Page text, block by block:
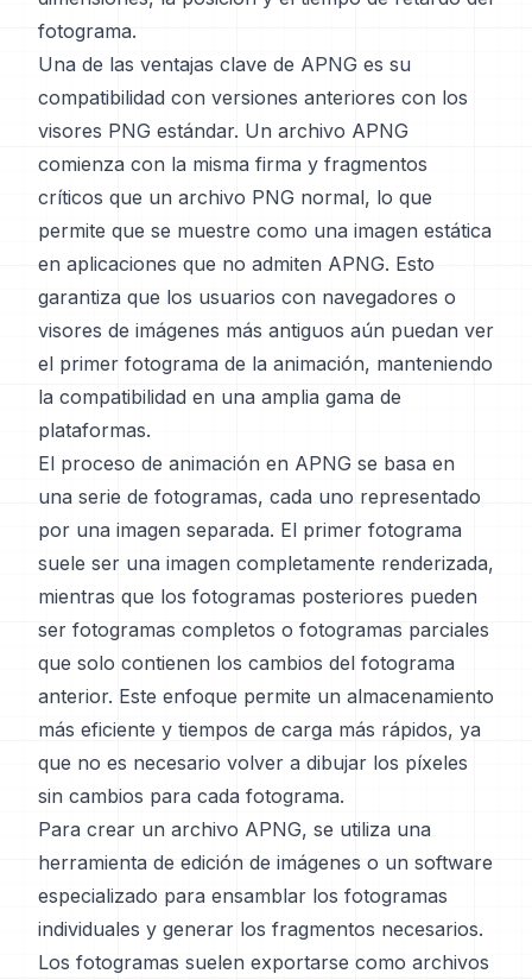
fotograma.
Una de las ventajas clave de APNG es su
compatibilidad con versiones anteriores con los
visores PNG estándar. Un archivo APNG
comienza con la misma firma y fragmentos
críticos que un archivo PNG normal, lo que
permite que se muestre como una imagen estática
en aplicaciones que no admiten APNG. Esto
garantiza que los usuarios con navegadores o
visores de imágenes más antiguos aún puedan ver
el primer fotograma de la animación, manteniendo
la compatibilidad en una amplia gama de
plataformas.
El proceso de animación en APNG se basa en
una serie de fotogramas, cada uno representado
por una imagen separada. El primer fotograma
suele ser una imagen completamente renderizada,
mientras que los fotogramas posteriores pueden
ser fotogramas completos o fotogramas parciales
que solo contienen los cambios del fotograma
anterior. Este enfoque permite un almacenamiento
más eficiente y tiempos de carga más rápidos, ya
que no es necesario volver a dibujar los píxeles
sin cambios para cada fotograma.
Para crear un archivo APNG, se utiliza una
herramienta de edición de imágenes o un software
especializado para ensamblar los fotogramas
individuales y generar los fragmentos necesarios.
Los fotogramas suelen exportarse como archivos